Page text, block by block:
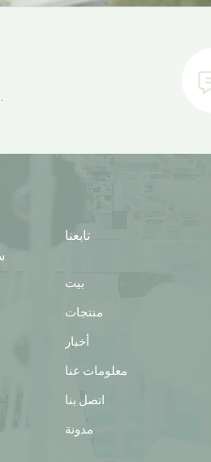
احصل على أحدث اتجاه للألياف المعاد تدويرها في صندوق الوارد الخاص بك.
تابعنا
بيت
منتجات
أخبار
معلومات عنا
اتصل بنا
مدونة